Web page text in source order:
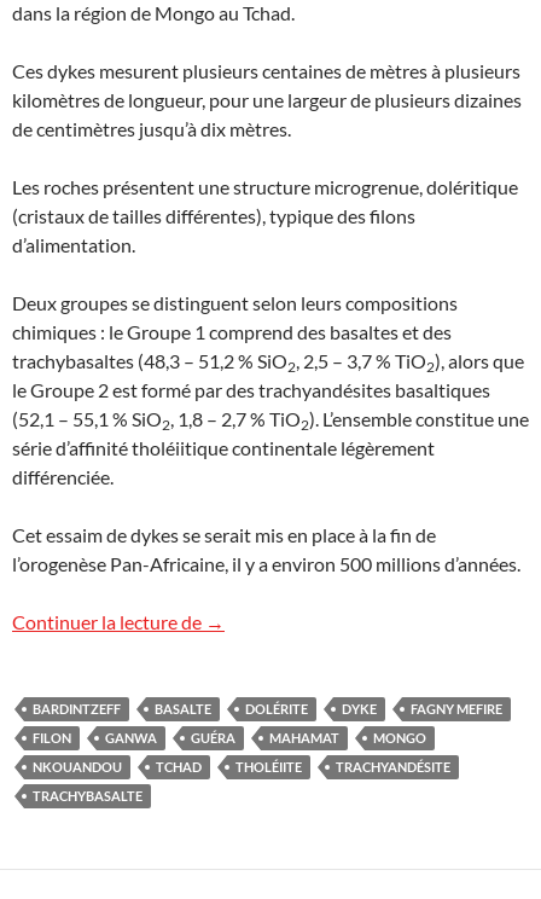
dans la région de Mongo au Tchad.
Ces dykes mesurent plusieurs centaines de mètres à plusieurs
kilomètres de longueur, pour une largeur de plusieurs dizaines
de centimètres jusqu’à dix mètres.
Les roches présentent une structure microgrenue, doléritique
(cristaux de tailles différentes), typique des filons
d’alimentation.
Deux groupes se distinguent selon leurs compositions
chimiques : le Groupe 1 comprend des basaltes et des
trachybasaltes (48,3 – 51,2 % SiO2, 2,5 – 3,7 % TiO2), alors que
le Groupe 2 est formé par des trachyandésites basaltiques
(52,1 – 55,1 % SiO2, 1,8 – 2,7 % TiO2). L’ensemble constitue une
série d’affinité tholéiitique continentale légèrement
différenciée.
Cet essaim de dykes se serait mis en place à la fin de
l’orogenèse Pan-Africaine, il y a environ 500 millions d’années.
Continuer la lecture de Filons volcaniques au Tchad
→
BARDINTZEFF BASALTE DOLÉRITE DYKE
FAGNY MEFIRE
FILON
GANWA GUÉRA MAHAMAT
MONGO
NKOUANDOU
TCHAD THOLÉIITE
TRACHYANDÉSITE
TRACHYBASALTE